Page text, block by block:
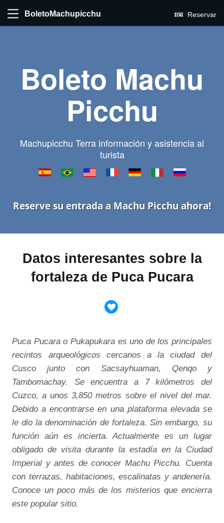
BoletoMachupicchu Reservar
Boleto Machu
Picchu
Machupicchu Terra información y asistencia al
turista
Reserve su entrada a Machu Picchu ahora!
Datos interesantes sobre la
fortaleza de Puca Pucara
Puca Pucara o Pukapukara es uno de los principales
recintos arqueológicos cercanos a la ciudad del
Cusco junto con Sacsayhuaman, Qenqo y
Tambomachay. Se encuentra a 7 kilómetros del
Cuzco, a unos 3,850 metros sobre el nivel del mar.
Debido a encontrarse en una plataforma elevada se
le dio la denominación de fortaleza. Sin embargo, su
función aún es incierta. Actualmente es un lugar
obligado de visita durante la estadía en la Ciudad
Imperial y antes de conocer Machu Picchu. Cuenta
con terrazas, habitaciones, escalinatas y andenería.
Conoce un poco más de los misterios que encierra
este popular sitio.